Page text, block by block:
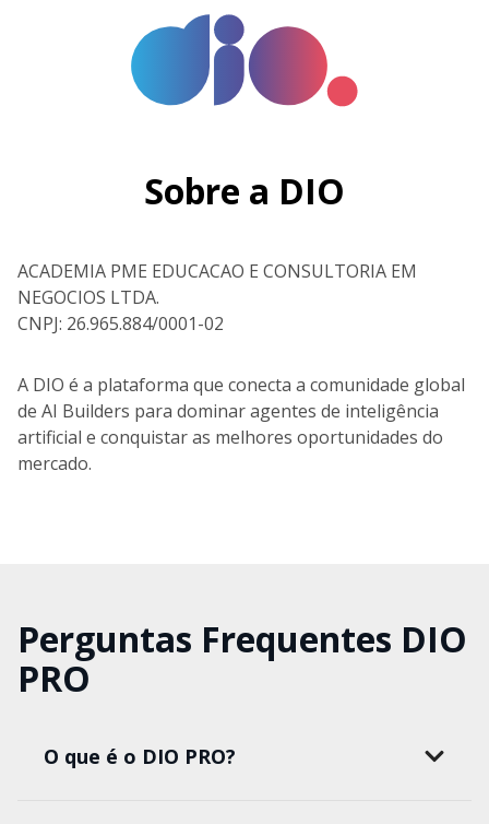
Sobre a DIO
ACADEMIA PME EDUCACAO E CONSULTORIA EM
NEGOCIOS LTDA.
CNPJ: 26.965.884/0001-02
A DIO é a plataforma que conecta a comunidade global
de AI Builders para dominar agentes de inteligência
artificial e conquistar as melhores oportunidades do
mercado.
Perguntas Frequentes DIO
PRO
O que é o DIO PRO?